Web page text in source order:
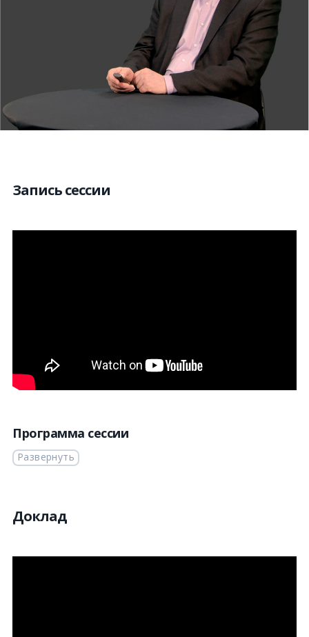
Запись сессии
Программа сессии
Развернуть
Доклад